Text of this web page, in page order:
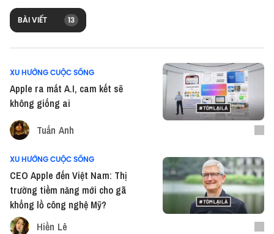
BÀI VIẾT 13
XU HƯỚNG CUỘC SỐNG
Apple ra mắt A.I, cam kết sẽ
không giống ai
Tuấn Anh
XU HƯỚNG CUỘC SỐNG
CEO Apple đến Việt Nam: Thị
trường tiềm năng mới cho gã
khổng lồ công nghệ Mỹ?
Hiền Lê